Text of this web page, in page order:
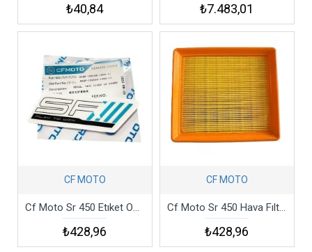
₺40,84 ₺7.483,01
CF MOTO
Cf Moto Sr 450 Etıket On Pnl Sol Sr Play To Wın Mavı
₺428,96
CF MOTO
Cf Moto Sr 450 Hava Fıltresı Sungerı Csr4
₺428,96